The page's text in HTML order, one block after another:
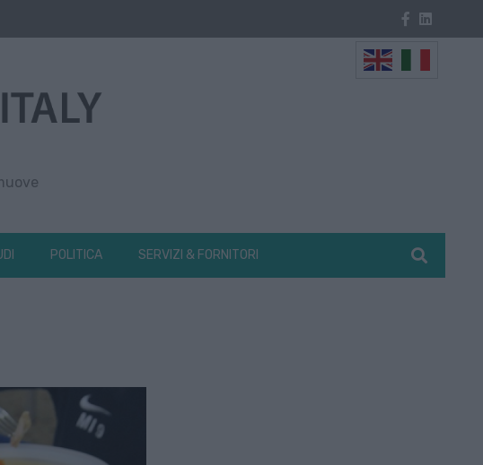
POLITICA SERVIZI & FORNITORI